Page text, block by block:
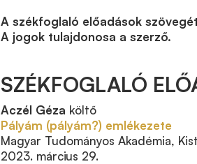
A székfoglaló előadások
A jogok tulajdonosa a szerző.
SZÉKFOGLALÓ
Aczél Géza költő
Pályám (pályám?) emlékezete
Magyar Tudományos Akadémia,
2023. március 29.